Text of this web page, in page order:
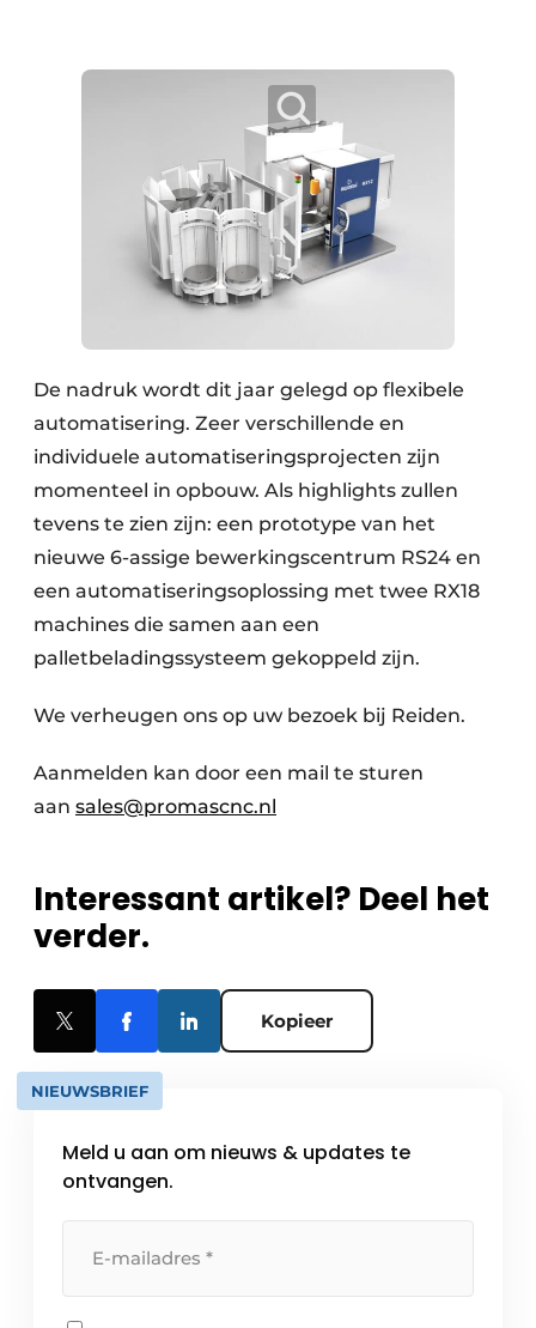
De nadruk wordt dit jaar gelegd op flexibele
automatisering. Zeer verschillende en
individuele automatiseringsprojecten zijn
momenteel in opbouw. Als highlights zullen
tevens te zien zijn: een prototype van het
nieuwe 6-assige bewerkingscentrum RS24 en
een automatiseringsoplossing met twee RX18
machines die samen aan een
palletbeladingssysteem gekoppeld zijn.
We verheugen ons op uw bezoek bij Reiden.
Aanmelden kan door een mail te sturen
aan sales@promascnc.nl
Interessant artikel? Deel het
verder.
Kopieer
NIEUWSBRIEF
Meld u aan om nieuws & updates te
ontvangen.